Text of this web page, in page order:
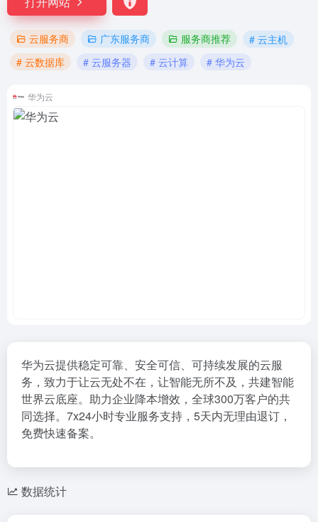
云服务商 广东服务商 服务商推荐
# 云主机
# 云数据库
# 云服务器 # 云计算 # 华为云
华为云
华为云提供稳定可靠、安全可信、可持续发展的云服
务，致力于让云无处不在，让智能无所不及，共建智能
世界云底座。助力企业降本增效，全球300万客户的共
同选择。7x24小时专业服务支持，5天内无理由退订，
免费快速备案。
数据统计